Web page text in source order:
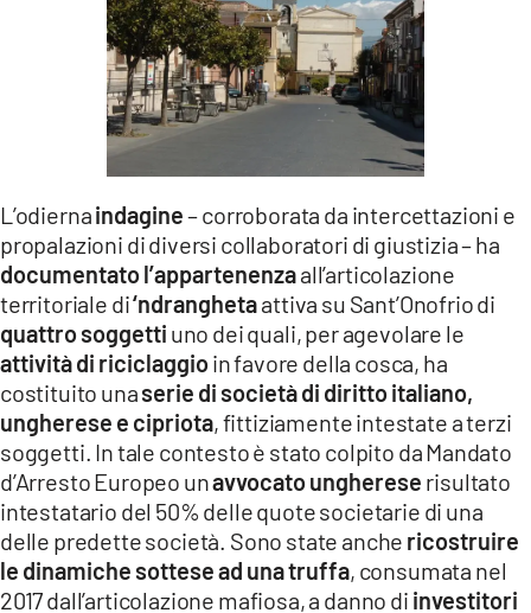
L’odiernaindagine– corroborata da intercettazioni e
propalazioni di diversi collaboratori di giustizia – ha
documentato l’appartenenzaall’articolazione
territoriale di‘ndranghetaattiva su Sant’Onofrio di
quattro soggetti uno dei quali, per agevolare le
attività di riciclaggioin favore della cosca, ha
costituito unaserie di società di diritto italiano,
ungherese e cipriota, fittiziamente intestate a terzi
soggetti. In tale contesto è stato colpito da Mandato
d’Arresto Europeo unavvocato ungherese risultato
intestatario del 50% delle quote societarie di una
delle predette società. Sono state anche ricostruire
le dinamiche sottese ad una truffa, consumata nel
2017 dall’articolazione mafiosa, a danno di investitori